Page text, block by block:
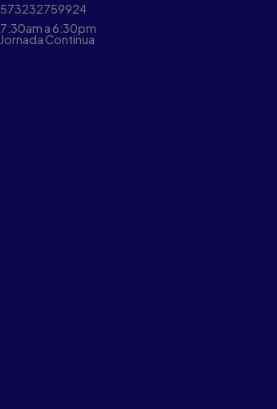
573232759924
7:30am a 6:30pm
Jornada Continua